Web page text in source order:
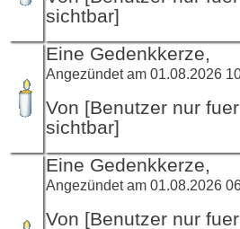
sichtbar]
Eine Gedenkkerze,
Angezündet am 01.08.2026
Von [Benutzer nur
sichtbar]
Eine Gedenkkerze,
Angezündet am 01.08.2026
Von [Benutzer nur